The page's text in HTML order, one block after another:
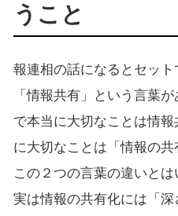
うこと
報連相の話になるとセッ
「情報共有」という言葉
で本当に大切なことは情
に大切なことは「情報の共
この２つの言葉の違いとは
実は情報の共有化には「深